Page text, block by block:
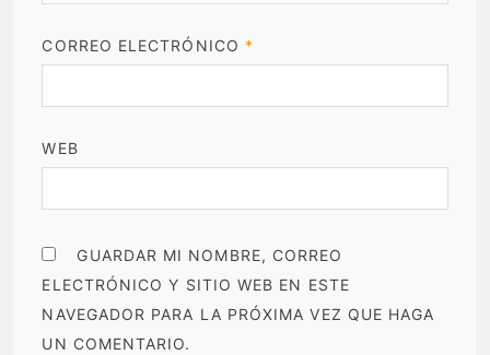
CORREO ELECTRÓNICO *
WEB
GUARDAR MI NOMBRE, CORREO
ELECTRÓNICO Y SITIO WEB EN ESTE
NAVEGADOR PARA LA PRÓXIMA VEZ QUE HAGA
UN COMENTARIO.